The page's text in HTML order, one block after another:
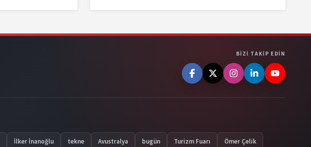
BIZI TAKIP EDIN
İlker İnanoğlu tekne Avustralya bugün Turizm Fuarı Ömer Çelik